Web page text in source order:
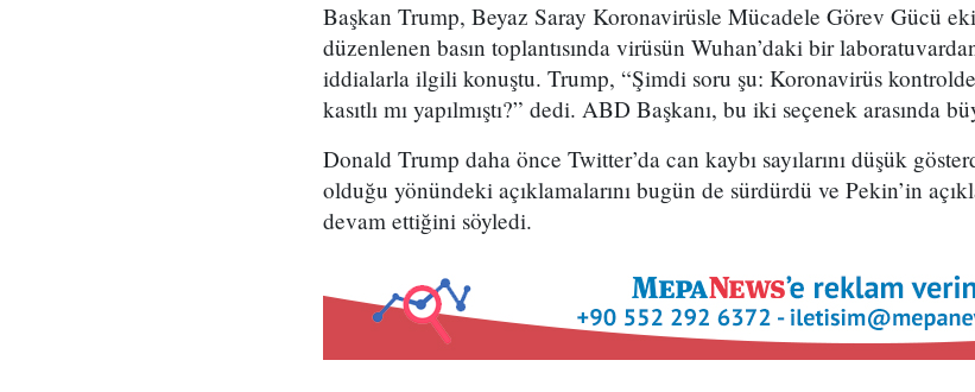
Başkan Trump, Beyaz Saray Koronavirüsle Mücadele Görev Gücü
düzenlenen basın toplantısında virüsün Wuhan’daki bir
iddialarla ilgili konuştu. Trump, “Şimdi soru şu: Koronavirüs
kasıtlı mı yapılmıştı?” dedi. ABD Başkanı, bu iki seçenek arasında
Donald Trump daha önce Twitter’da can kaybı sayılarını düşük
olduğu yönündeki açıklamalarını bugün de sürdürdü ve Pekin’in
devam ettiğini söyledi.